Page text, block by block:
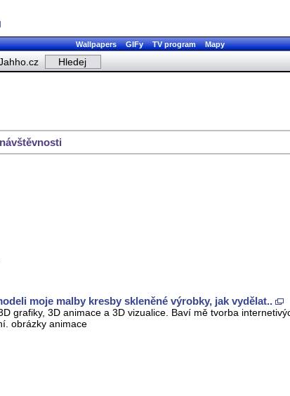
Wallpapers GIFy TV program Mapy
moje malby kresby skleněné výrobky, jak vydělat..
grafiky, 3D animace a 3D vizualice. Baví mě tvorba
obrázky animace